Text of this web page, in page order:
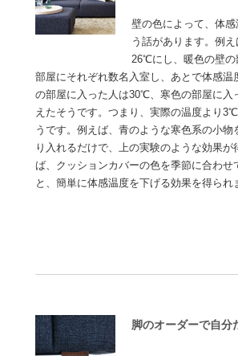
壁の色によって、体
う話があります。例
26℃にし、暖色の壁の
部屋にそれぞれ数名入室し、あとで体感温
の部屋に入った人は30℃、寒色の部屋に
えたそうです。つまり、実際の温度より
うです。例えば、青のような寒色系の小物
り入れるだけで、上の実験のような効果が
ば、クッションカバーの色を季節に合わせ
と、簡単に体感温度を下げる効果を得ら
脚のオーダーで自分